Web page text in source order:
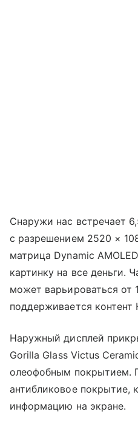
Снаружи нас встречает
с разрешением 2520 ×
матрица Dynamic
картинку на все деньги.
может варьироваться от
поддерживается контент
Наружный дисплей
Gorilla Glass Victus
олеофобным покрытием.
антибликовое покрытие,
информацию на экране.